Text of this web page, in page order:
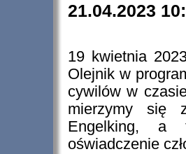
21.04.2023
19 kwietnia
Olejnik w
cywilów w
mierzymy się
Engelking, a
oświadczenie